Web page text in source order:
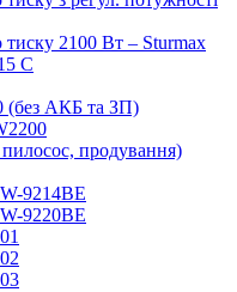
2100 Вт – Sturmax
C
(без АКБ та ЗП)
продування)
9214BE
9220BE